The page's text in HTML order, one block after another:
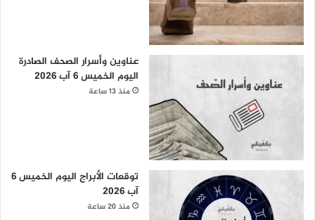
عناوين وأسرار الصحف الصادرة
اليوم الخميس 6 آب 2026
منذ 13 ساعة
توقعات الأبراج اليوم الخميس 6
آب 2026
منذ 20 ساعة